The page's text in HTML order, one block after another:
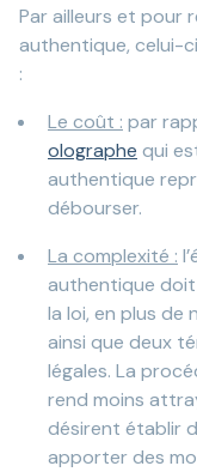
Par ailleurs et pour
authentique, celui-
:
Le coût : par
olographe qui
authentique
débourser.
La complexité :
authentique
la loi, en plus de
ainsi que deux
légales. La
rend moins
désirent établir
apporter des